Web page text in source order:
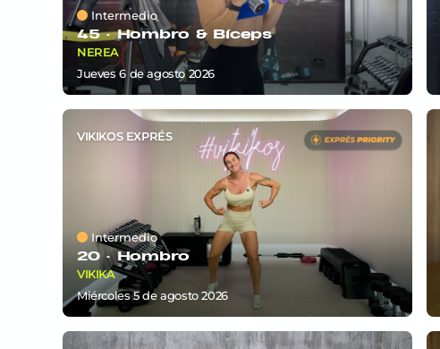
Intermedio
45 ·Hombro & Bíceps
NEREA
jueves 6deagosto 2026
VIKIKOS EXPRÉS
Intermedio
20 ·Hombro
VIKIKA
miércoles 5deagosto 2026